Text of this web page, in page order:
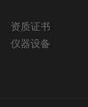
资质证书
仪器设备